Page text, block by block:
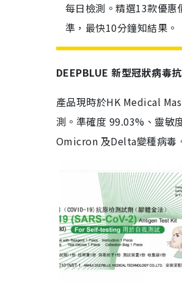
每日檢測。精選13款優
準，最快10分鐘知結果。
DEEPBLUE 新型冠狀病毒
產品現時於HK Medical
測。準確度 99.03%、靈敏
Omicron 及Delta變種病毒